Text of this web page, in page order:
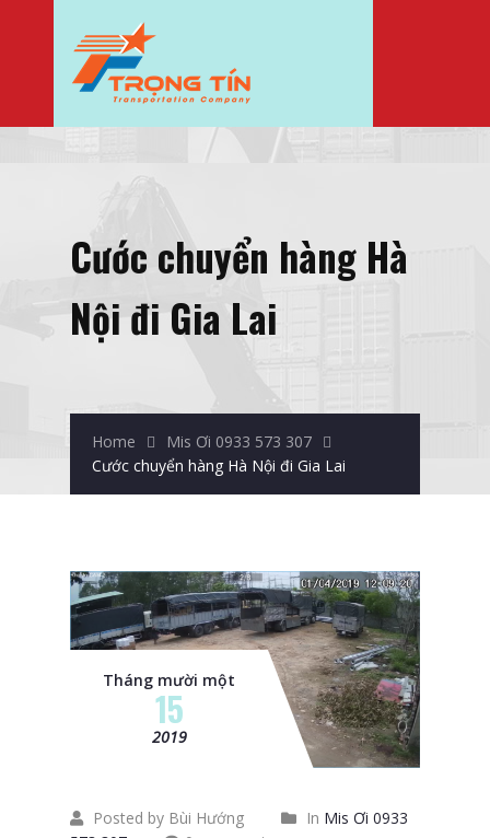
Cước chuyển hàng Hà
Nội đi Gia Lai
Home
Mis Ơi 0933 573 307
Cước chuyển hàng Hà Nội đi Gia Lai
Tháng mười một
15
2019
Posted by Bùi Hướng In Mis Ơi 0933